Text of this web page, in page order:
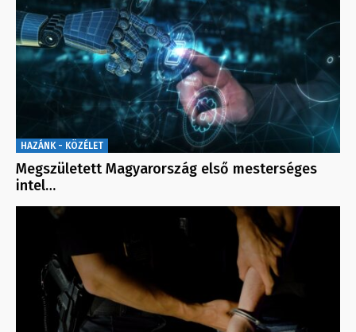
HAZÁNK - KÖZÉLET
Megszületett Magyarország első mesterséges
intel…